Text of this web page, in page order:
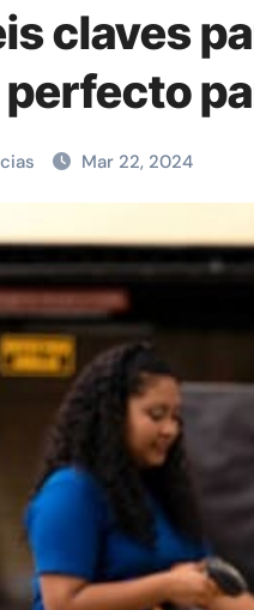
claves
Mar 22, 2024